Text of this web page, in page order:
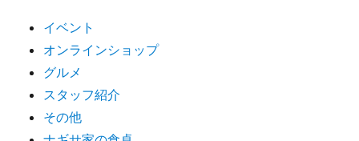
イベント
オンラインショップ
グルメ
スタッフ紹介
その他